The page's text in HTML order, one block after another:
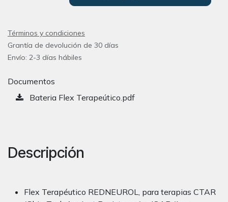
Términos y condiciones
Grantía de devolución de 30 días
Envío: 2-3 días hábiles
Documentos
Bateria Flex Terapeútico.pdf
Descripción
Flex Terapéutico REDNEUROL, para terapias CTAR